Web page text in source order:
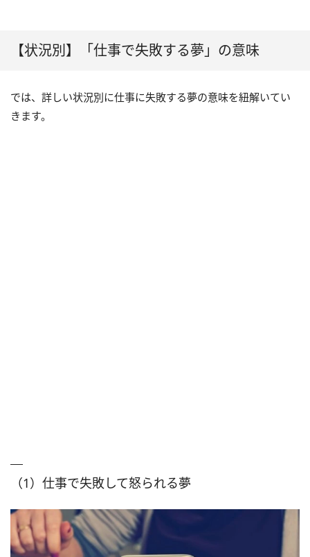
【状況別】「仕事で失敗する夢」の意味
では、詳しい状況別に仕事に失敗する夢の意味を紐解いてい
きます。
（1）仕事で失敗して怒られる夢